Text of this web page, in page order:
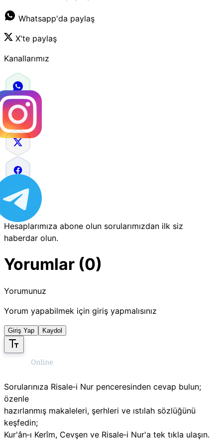
Whatsapp'da paylaş
X'te paylaş
Kanallarımız
Hesaplarımıza abone olun sorularımızdan ilk siz
haberdar olun.
Yorumlar (0)
Yorumunuz
Yorum yapabilmek için giriş yapmalısınız
Giriş Yap Kaydol
Sorularınıza Risale‑i Nur penceresinden cevap bulun;
özenle
hazırlanmış makaleleri, şerhleri ve ıstılah sözlüğünü
keşfedin;
Kur'ân‑ı Kerîm, Cevşen ve Risale‑i Nur'a tek tıkla ulaşın.